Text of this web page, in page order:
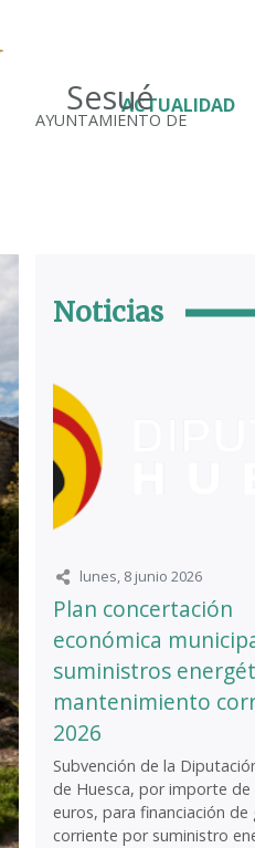
Sesué
AYUNTAMIENTO DE
ACTUALIDAD
Noticias
lunes, 8 junio 2026
Plan concertación
económica
suministros
mantenimiento
2026
Subvención de la
de Huesca, por importe de
euros, para financiación de
corriente por suministro